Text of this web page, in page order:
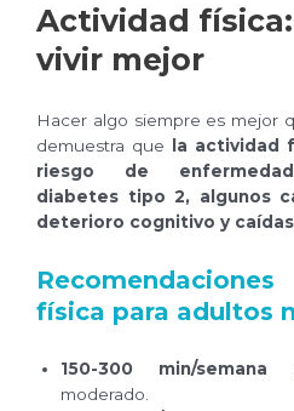
Actividad
vivir mejor
Hacer algo siempre es mejor
demuestra que
la actividad
riesgo de
diabetes tipo 2, algunos
deterioro cognitivo y caídas
física para adultos
150-300 min/semana
moderado.